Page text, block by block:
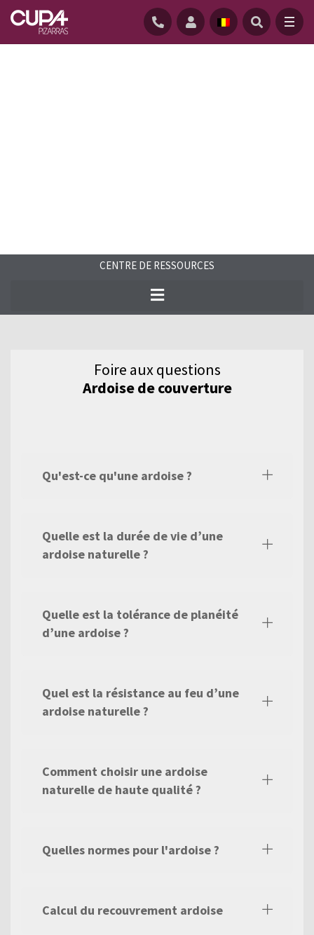
Trouvez les réponses aux questions
fréquentes sur l’ardoise naturelle et notre
CENTRE DE RESSOURCES
Foire aux questions
Ardoise de couverture
Qu'est-ce qu'une ardoise ?
Quelle est la durée de vie d’une
ardoise naturelle ?
Quelle est la tolérance de planéité
d’une ardoise ?
Quel est la résistance au feu d’une
ardoise naturelle ?
Comment choisir une ardoise
naturelle de haute qualité ?
Quelles normes pour l'ardoise ?
Calcul du recouvrement ardoise